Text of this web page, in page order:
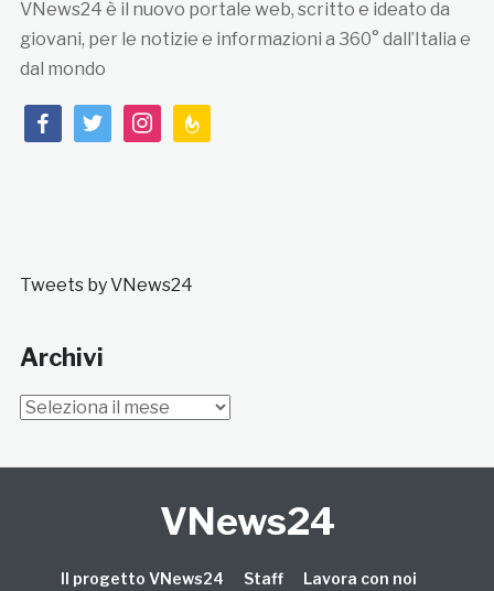
VNews24 è il nuovo portale web, scritto e ideato da
giovani, per le notizie e informazioni a 360° dall’Italia e
dal mondo
facebooktwitterinstagramfeedburner
Tweets by VNews24
Archivi
Archivi
VNews24
Il progetto VNews24 Staff Lavora con noi